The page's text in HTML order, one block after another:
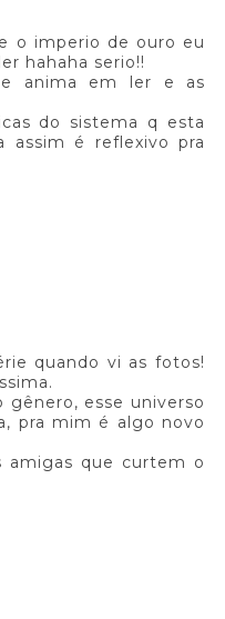
o imperio de ouro eu
hahaha serio!!
anima em ler e as
do sistema q esta
assim é reflexivo pra
quando vi as fotos!
esse universo
pra mim é algo novo
amigas que curtem o